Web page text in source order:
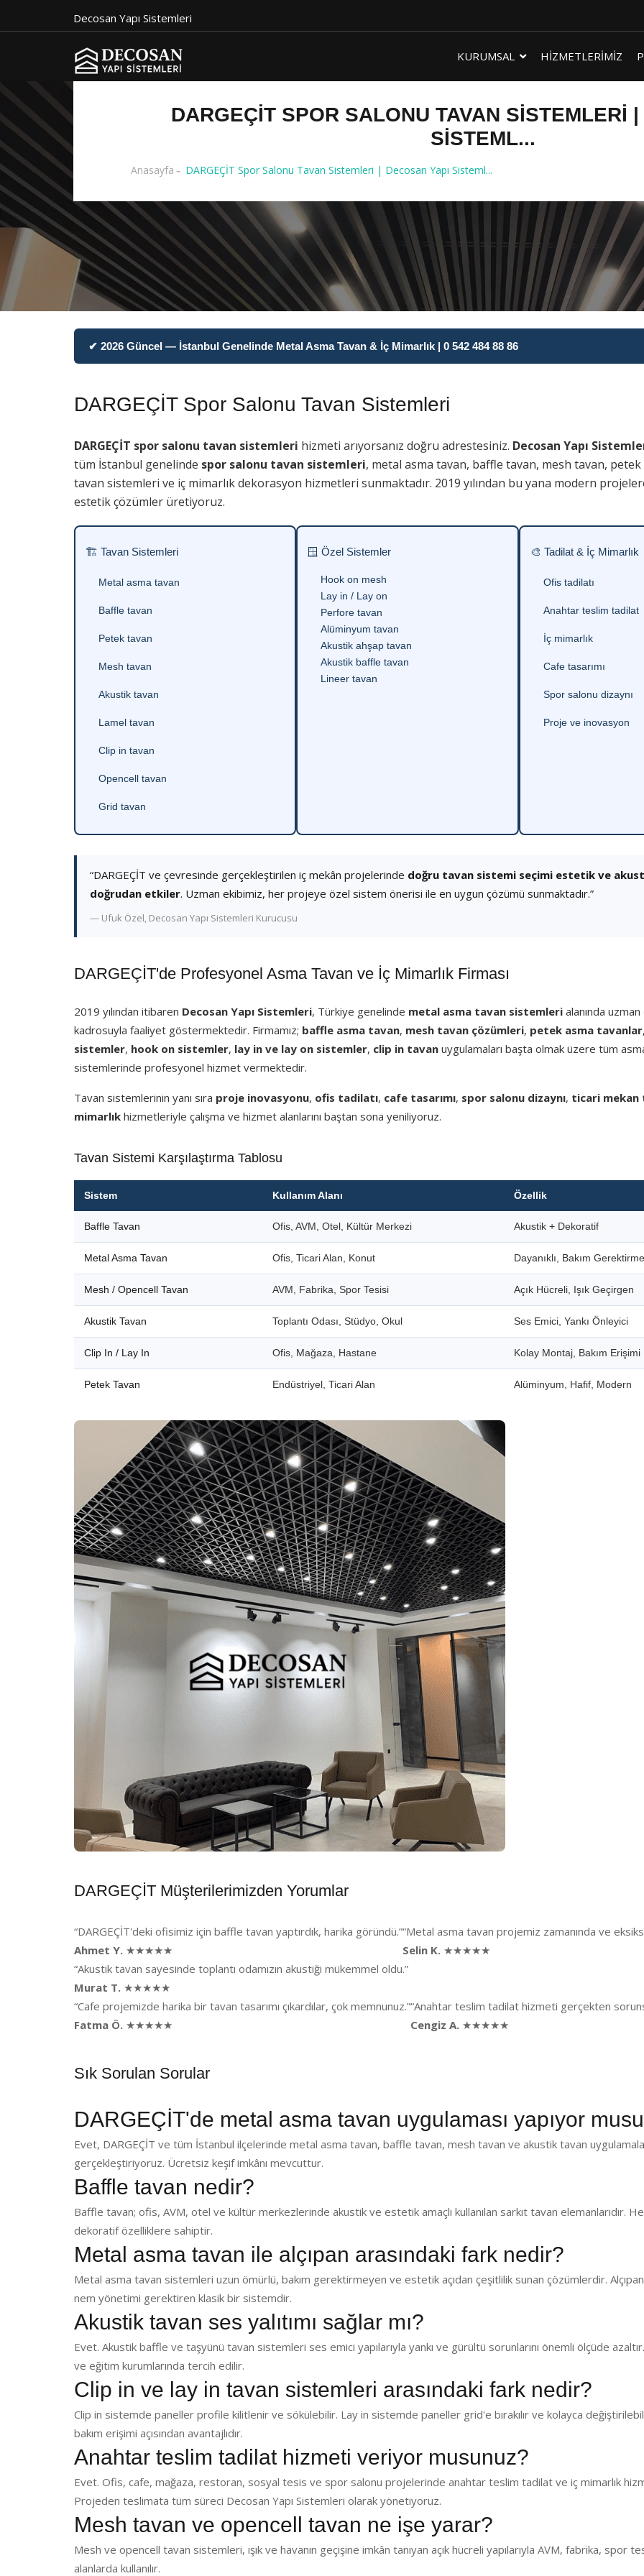
Decosan Yapı Sistemleri
KURUMSAL HİZMETLERİMİZ
DARGEÇİT SPOR SALONU TAVAN SISTEMLERI
SISTEML...
Anasayfa DARGEÇİT Spor Salonu Tavan Sistemleri | Decosan Yapı Sisteml...
✔ 2026 Güncel — İstanbul Genelinde Metal Asma Tavan & İç Mimarlık | 0 542 484 88 86
DARGEÇİT Spor Salonu Tavan Sistemleri
DARGEÇİT spor salonu tavan sistemleri hizmeti arıyorsanız doğru adrestesiniz. Decosan Yapı
tüm İstanbul genelinde spor salonu tavan sistemleri, metal asma tavan, baffle tavan, mesh tavan,
tavan sistemleri ve iç mimarlık dekorasyon hizmetleri sunmaktadır. 2019 yılından bu yana modern
estetik çözümler üretiyoruz.
🏗 Tavan Sistemleri
Metal asma tavan
Baffle tavan
Petek tavan
Mesh tavan
Akustik tavan
Lamel tavan
Clip in tavan
Opencell tavan
Grid tavan
🪟 Özel Sistemler
Hook on mesh
Lay in / Lay on
Perfore tavan
Alüminyum tavan
Akustik ahşap tavan
Akustik baffle tavan
Lineer tavan
🎨 Tadilat & İç Mimarlık
Ofis tadilatı
Anahtar teslim tadilat
İç mimarlık
Cafe tasarımı
Spor salonu dizaynı
Proje ve inovasyon
“DARGEÇİT ve çevresinde gerçekleştirilen iç mekân projelerinde doğru tavan sistemi seçimi estetik ve
doğrudan etkiler. Uzman ekibimiz, her projeye özel sistem önerisi ile en uygun çözümü sunmaktadır.”
— Ufuk Özel, Decosan Yapı Sistemleri Kurucusu
DARGEÇİT'de Profesyonel Asma Tavan ve İç Mimarlık Firması
2019 yılından itibaren Decosan Yapı Sistemleri, Türkiye genelinde metal asma tavan sistemleri alanında
kadrosuyla faaliyet göstermektedir. Firmamız; baffle asma tavan, mesh tavan çözümleri, petek asma tavanlar,
sistemler, hook on sistemler, lay in ve lay on sistemler, clip in tavan uygulamaları başta olmak üzere tüm
sistemlerinde profesyonel hizmet vermektedir.
Tavan sistemlerinin yanı sıra proje inovasyonu, ofis tadilatı, cafe tasarımı, spor salonu dizaynı, ticari mekan
mimarlık hizmetleriyle çalışma ve hizmet alanlarını baştan sona yeniliyoruz.
Tavan Sistemi Karşılaştırma Tablosu
Sistem Kullanım Alanı Özellik
Baffle Tavan Ofis, AVM, Otel, Kültür Merkezi Akustik + Dekoratif
Metal Asma Tavan Ofis, Ticari Alan, Konut Dayanıklı, Bakım
Mesh / Opencell Tavan AVM, Fabrika, Spor Tesisi Açık Hücreli, Işık Geçirgen
Akustik Tavan Toplantı Odası, Stüdyo, Okul Ses Emici, Yankı Önleyici
Clip In / Lay In Ofis, Mağaza, Hastane Kolay Montaj, Bakım Erişimi
Petek Tavan Endüstriyel, Ticari Alan Alüminyum, Hafif, Modern
DARGEÇİT Müşterilerimizden Yorumlar
“DARGEÇİT'deki ofisimiz için baffle tavan yaptırdık, harika göründü.”
Ahmet Y. ★★★★★
“Metal asma tavan projemiz zamanında ve
Selin K. ★★★★★
“Akustik tavan sayesinde toplantı odamızın akustiği mükemmel oldu.”
Murat T. ★★★★★
“Cafe projemizde harika bir tavan tasarımı çıkardılar, çok memnunuz.”
Fatma Ö. ★★★★★
“Anahtar teslim tadilat hizmeti gerçekten
Cengiz A. ★★★★★
Sık Sorulan Sorular
DARGEÇİT'de metal asma tavan uygulaması yapıyor
Evet, DARGEÇİT ve tüm İstanbul ilçelerinde metal asma tavan, baffle tavan, mesh tavan ve akustik tavan
gerçekleştiriyoruz. Ücretsiz keşif imkânı mevcuttur.
Baffle tavan nedir?
Baffle tavan; ofis, AVM, otel ve kültür merkezlerinde akustik ve estetik amaçlı kullanılan sarkıt tavan elemanlarıdır.
dekoratif özelliklere sahiptir.
Metal asma tavan ile alçıpan arasındaki fark nedir?
Metal asma tavan sistemleri uzun ömürlü, bakım gerektirmeyen ve estetik açıdan çeşitlilik sunan çözümlerdir.
nem yönetimi gerektiren klasik bir sistemdir.
Akustik tavan ses yalıtımı sağlar mı?
Evet. Akustik baffle ve taşyünü tavan sistemleri ses emici yapılarıyla yankı ve gürültü sorunlarını önemli ölçüde
ve eğitim kurumlarında tercih edilir.
Clip in ve lay in tavan sistemleri arasındaki fark nedir?
Clip in sistemde paneller profile kilitlenir ve sökülebilir. Lay in sistemde paneller grid'e bırakılır ve kolayca
bakım erişimi açısından avantajlıdır.
Anahtar teslim tadilat hizmeti veriyor musunuz?
Evet. Ofis, cafe, mağaza, restoran, sosyal tesis ve spor salonu projelerinde anahtar teslim tadilat ve iç mimarlık
Projeden teslimata tüm süreci Decosan Yapı Sistemleri olarak yönetiyoruz.
Mesh tavan ve opencell tavan ne işe yarar?
Mesh ve opencell tavan sistemleri, ışık ve havanın geçişine imkân tanıyan açık hücreli yapılarıyla AVM, fabrika, spor
alanlarda kullanılır.